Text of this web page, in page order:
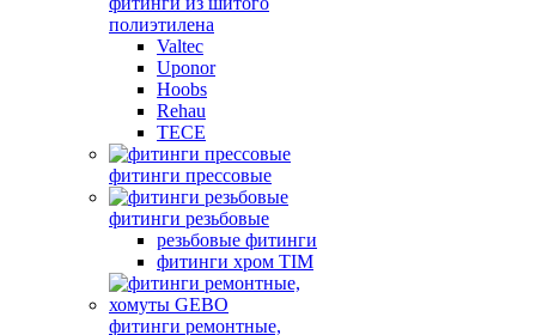
полиэтилена
Valtec
Uponor
Hoobs
Rehau
TECE
фитинги прессовые
фитинги резьбовые
резьбовые фитинги
фитинги хром TIM
фитинги ремонтные,